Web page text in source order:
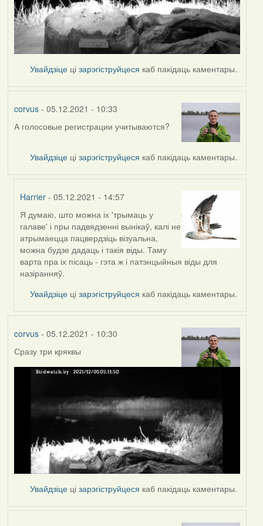
Увайдзіце цізарэгіструйцеся каб пакідаць каментары.
corvus- 05.12.2021 - 10:33
А голосовые регистрации учитываются?
Увайдзіце цізарэгіструйцеся каб пакідаць каментары.
Harrier - 05.12.2021 - 14:57
In
reply
to
by
corvus
Я думаю, што можна іх 'трымаць у
галаве' і пры падвядзенні вынікаў, калі не
атрымаецца пацвердзіць візуальна,
можна будзе дадаць і такія віды. Таму
варта пра іх пісаць - гэта ж і патэнцыйныя віды для
назіранняў.
Увайдзіце цізарэгіструйцеся каб пакідаць каментары.
corvus- 05.12.2021 - 10:30
Сразу три кряквы
Увайдзіце цізарэгіструйцеся каб пакідаць каментары.